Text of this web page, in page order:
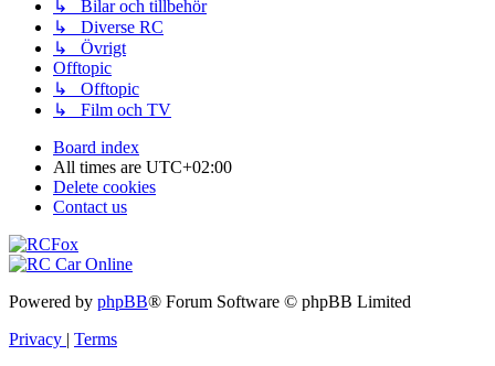
↳ Bilar och tillbehör
↳ Diverse RC
↳ Övrigt
Offtopic
↳ Offtopic
↳ Film och TV
Board index
All times are UTC+02:00
Delete cookies
Contact us
Powered by phpBB® Forum Software © phpBB Limited
Privacy | Terms